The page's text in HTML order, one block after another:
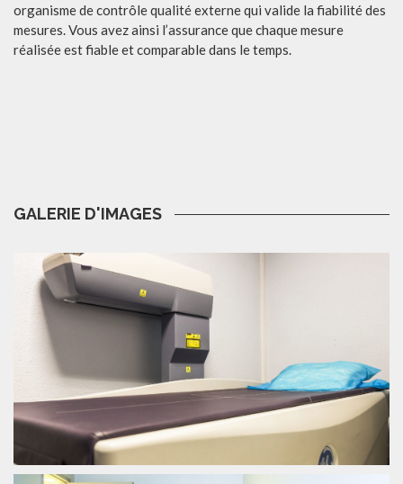
organisme de contrôle qualité externe qui valide la fiabilité des
mesures. Vous avez ainsi l’assurance que chaque mesure
réalisée est fiable et comparable dans le temps.
GALERIE D'IMAGES